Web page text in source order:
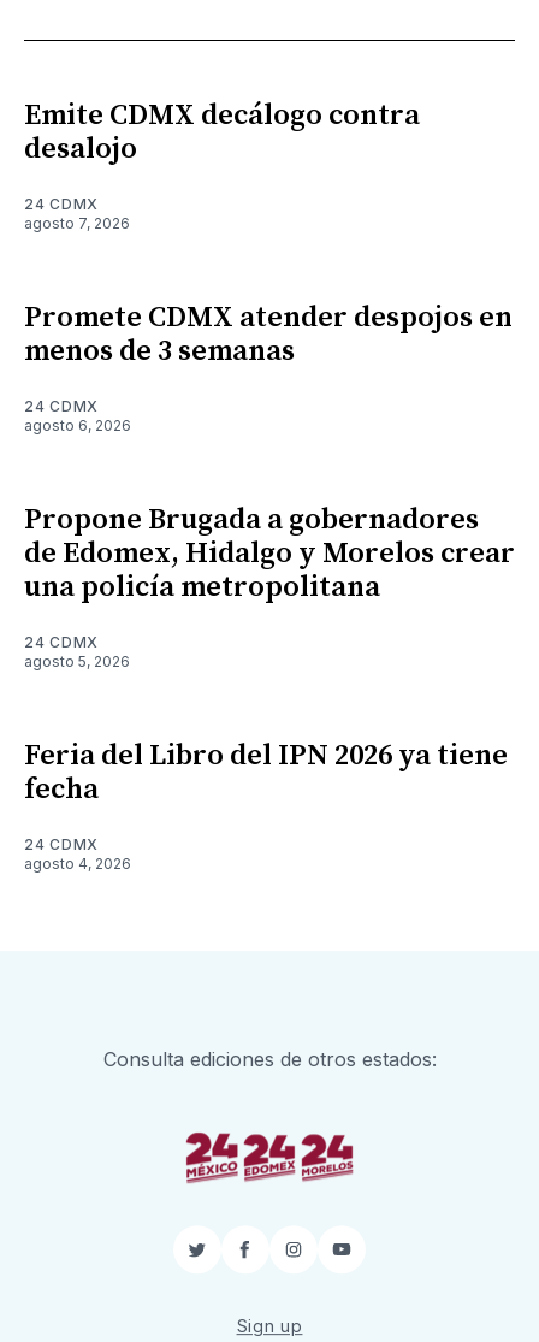
Emite CDMX decálogo contra
desalojo
24 CDMX
agosto 7, 2026
Promete CDMX atender despojos en
menos de 3 semanas
24 CDMX
agosto 6, 2026
Propone Brugada a gobernadores
de Edomex, Hidalgo y Morelos crear
una policía metropolitana
24 CDMX
agosto 5, 2026
Feria del Libro del IPN 2026 ya tiene
fecha
24 CDMX
agosto 4, 2026
Consulta ediciones de otros estados:
TwitterFacebook
InstagramYouTube
Sign up